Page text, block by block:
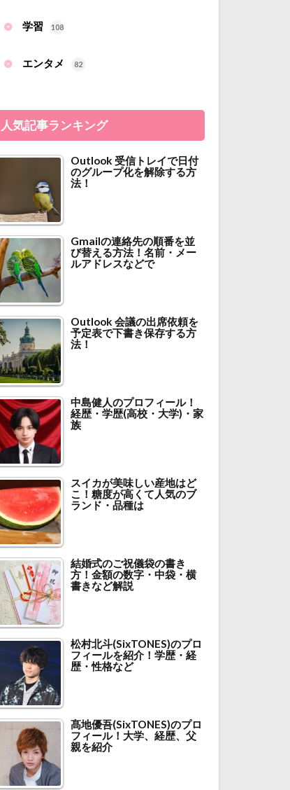
学習 108
エンタメ 82
人気記事ランキング
Outlook 受信トレイで日付
のグループ化を解除する方
法！
Gmailの連絡先の順番を並
び替える方法！名前・メー
ルアドレスなどで
Outlook 会議の出席依頼を
予定表で下書き保存する方
法！
中島健人のプロフィール！
経歴・学歴(高校・大学)・家
族
スイカが美味しい産地はど
こ！糖度が高くて人気のブ
ランド・品種は
結婚式のご祝儀袋の書き
方！金額の数字・中袋・横
書きなど解説
松村北斗(SixTONES)のプロ
フィールを紹介！学歴・経
歴・性格など
髙地優吾(SixTONES)のプロ
フィール！大学、経歴、父
親を紹介